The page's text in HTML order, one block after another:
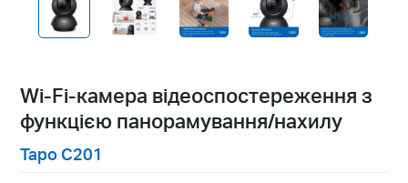
Wi-Fi-камера відеоспостереження з
функцією панорамування/нахилу
Tapo C201